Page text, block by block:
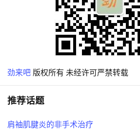
劲来吧 版权所有 未经许可严禁转载
推荐话题
肩袖肌腱炎的非手术治疗